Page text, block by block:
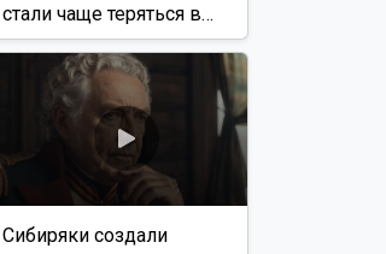
стали чаще теряться в
лесах
Сибиряки создали